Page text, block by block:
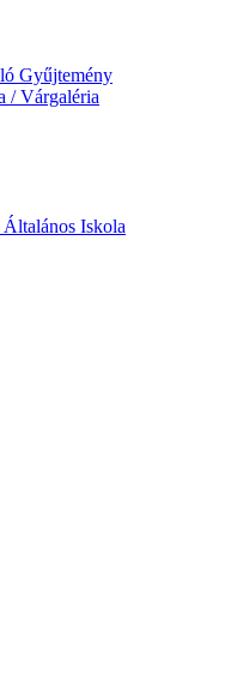
Gyűjtemény
/ Várgaléria
Iskola